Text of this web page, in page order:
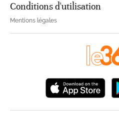
Conditions d'utilisation
Mentions légales